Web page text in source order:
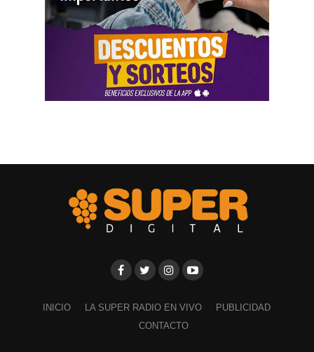
INICIO LA SUPER RADIO EN VIVO
PUBLICIDAD
CONTACTO